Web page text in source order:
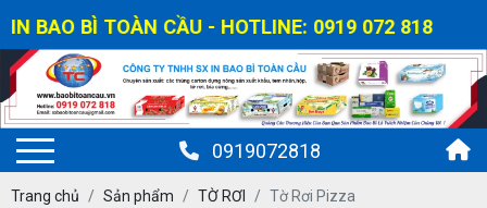
BAO BÌ TOÀN CẦU - HOTLINE: 0919 072 818
0919072818
Trang chủ Sản phẩm TỜ RƠI Tờ Rơi Pizza